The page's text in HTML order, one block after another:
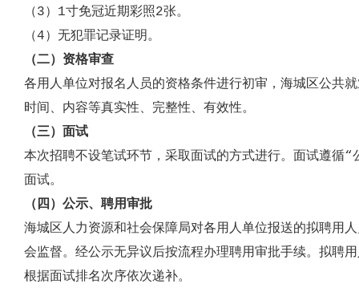
（3） 1寸免冠近期彩照2张。
（4） 无犯罪记录证明。
（二）资格审查
各用人单位对报名人员的资格条件进行初审， 海城区公共
时间、内容等真实性、完整性、有效性。
（三）面试
本次招聘不设笔试环节 ，采取面试的方式进行。 面试遵循“
面试。
（ 四 ）公示、 聘用审批
海城区人力资源和社会保障局对各用人单位报送的拟聘用
会监督。 经公示无异议后按流程办理聘用审批手续。 拟聘
根据面试排名次序依次递补。